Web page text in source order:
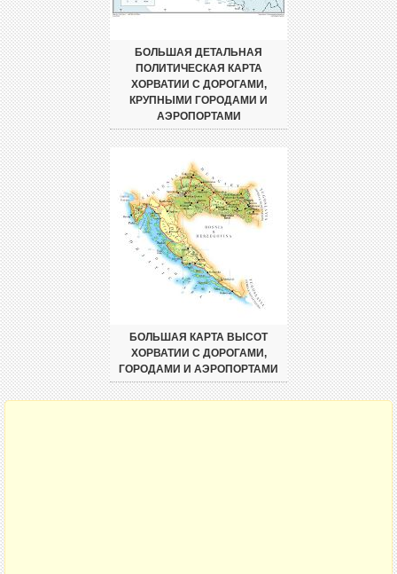
БОЛЬШАЯ ДЕТАЛЬНАЯ
ПОЛИТИЧЕСКАЯ КАРТА
ХОРВАТИИ С ДОРОГАМИ,
КРУПНЫМИ ГОРОДАМИ И
АЭРОПОРТАМИ
БОЛЬШАЯ КАРТА ВЫСОТ
ХОРВАТИИ С ДОРОГАМИ,
ГОРОДАМИ И АЭРОПОРТАМИ